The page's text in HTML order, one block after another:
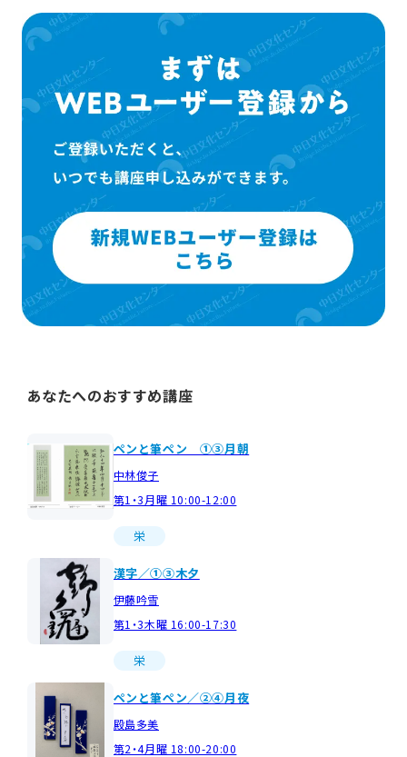
あなたへのおすすめ講座
ペンと筆ペン ①③月朝
中林俊子
第1・3月曜 10:00-12:00
栄
漢字／①③木夕
伊藤吟雪
第1・3木曜 16:00-17:30
栄
ペンと筆ペン／②④月夜
殿島多美
第2・4月曜 18:00-20:00